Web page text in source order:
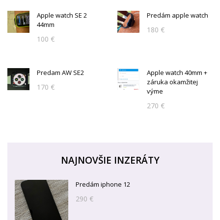
Apple watch SE 2
44mm
100 €
Predám apple watch
180 €
Predam AW SE2
170 €
Apple watch 40mm +
záruka okamžitej
výme
270 €
NAJNOVŠIE INZERÁTY
Predám iphone 12
290 €